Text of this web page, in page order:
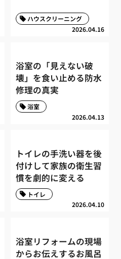
2026.04.16
ハウスクリーニング
浴室の「見えない破
壊」を食い止める防水
修理の真実
2026.04.13
浴室
トイレの手洗い器を後
付けして家族の衛生習
慣を劇的に変える
2026.04.10
トイレ
浴室リフォームの現場
からお伝えするお風呂